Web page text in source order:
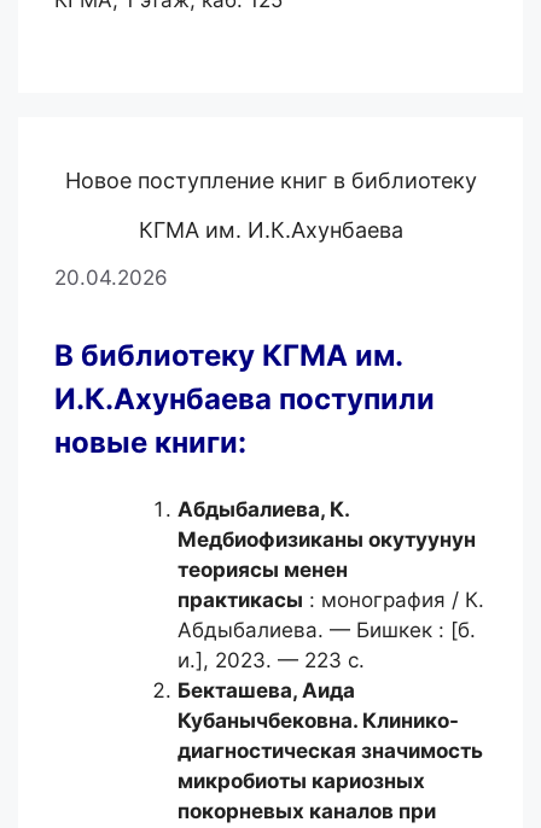
Новое поступление книг в библиотеку
КГМА им. И.К.Ахунбаева
20.04.2026
В библиотеку КГМА им.
И.К.Ахунбаева поступили
новые книги:
Абдыбалиева, К.
Медбиофизиканы окутуунун
теориясы менен
практикасы : монография / К.
Абдыбалиева. — Бишкек : [б.
и.], 2023. — 223 с.
Бекташева, Аида
Кубанычбековна. Клинико-
диагностическая значимость
микробиоты кариозных
покорневых каналов при